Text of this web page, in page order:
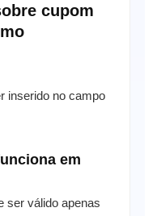
cupom
inserido no campo
em
ser válido apenas